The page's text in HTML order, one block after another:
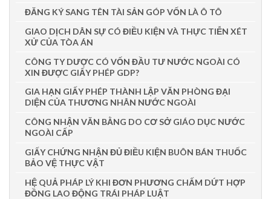
ĐĂNG KÝ SANG TÊN TÀI SẢN GÓP VỐN LÀ Ô TÔ
GIAO DỊCH DÂN SỰ CÓ ĐIỀU KIỆN VÀ THỰC TIỄN XÉT
XỬ CỦA TÒA ÁN
CÔNG TY DƯỢC CÓ VỐN ĐẦU TƯ NƯỚC NGOÀI CÓ
XIN ĐƯỢC GIẤY PHÉP GDP?
GIA HẠN GIẤY PHÉP THÀNH LẬP VĂN PHÒNG ĐẠI
DIỆN CỦA THƯƠNG NHÂN NƯỚC NGOÀI
CÔNG NHẬN VĂN BẰNG DO CƠ SỞ GIÁO DỤC NƯỚC
NGOÀI CẤP
GIẤY CHỨNG NHẬN ĐỦ ĐIỀU KIỆN BUÔN BÁN THUỐC
BẢO VỆ THỰC VẬT
HỆ QUẢ PHÁP LÝ KHI ĐƠN PHƯƠNG CHẤM DỨT HỢP
ĐỒNG LAO ĐỘNG TRÁI PHÁP LUẬT